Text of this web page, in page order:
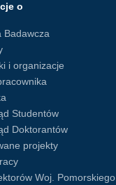
o
Badawcza
i organizacje
Studentów
Doktorantów
projekty
Woj. Pomorskiego